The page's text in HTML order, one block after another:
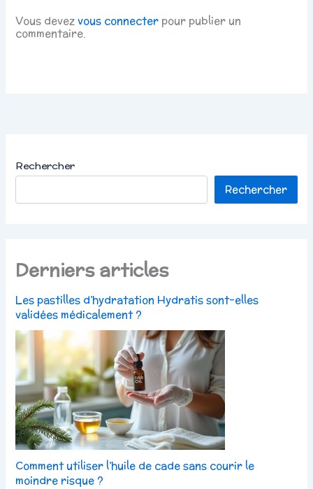
Vous devezvous connecter pour publier un
commentaire.
Rechercher
Rechercher
Derniers articles
Les pastilles d’hydratation Hydratis sont-elles
validées médicalement ?
Comment utiliser l’huile de cade sans courir le
moindre risque ?